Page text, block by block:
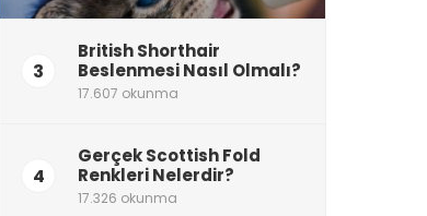
3
British Shorthair
Beslenmesi Nasıl Olmalı?
17.607 okunma
4
Gerçek Scottish Fold
Renkleri Nelerdir?
17.326 okunma